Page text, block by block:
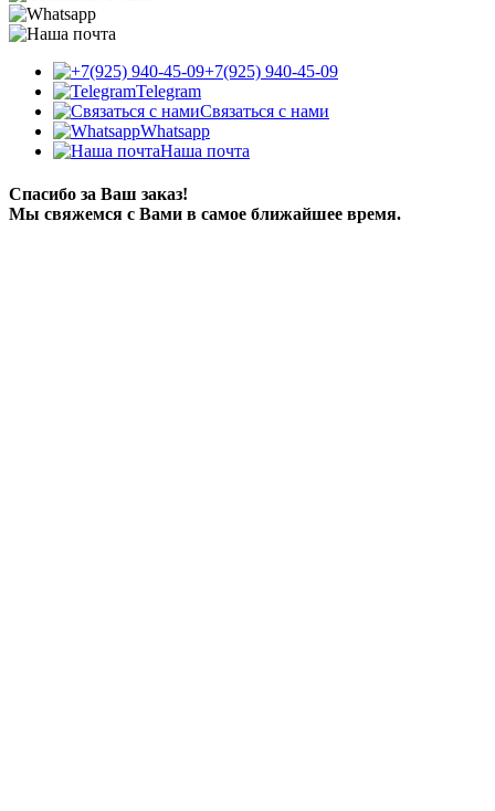
+7(925) 940-45-09
Telegram
Связаться с нами
Whatsapp
Наша почта
Спасибо за Ваш заказ!
Мы свяжемся с Вами в самое ближайшее время.